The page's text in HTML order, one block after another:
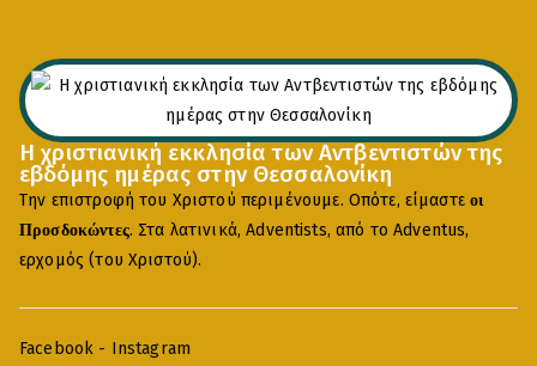
Η χριστιανική εκκλησία των Αντβεντιστών της
εβδόμης ημέρας στην Θεσσαλονίκη
Την επιστροφή του Χριστού περιμένουμε. Οπότε, είμαστεοι
Προσδοκώντες. Στα λατινικά, Adventists, από το Adventus,
ερχομός (του Χριστού).
Facebook - Instagram